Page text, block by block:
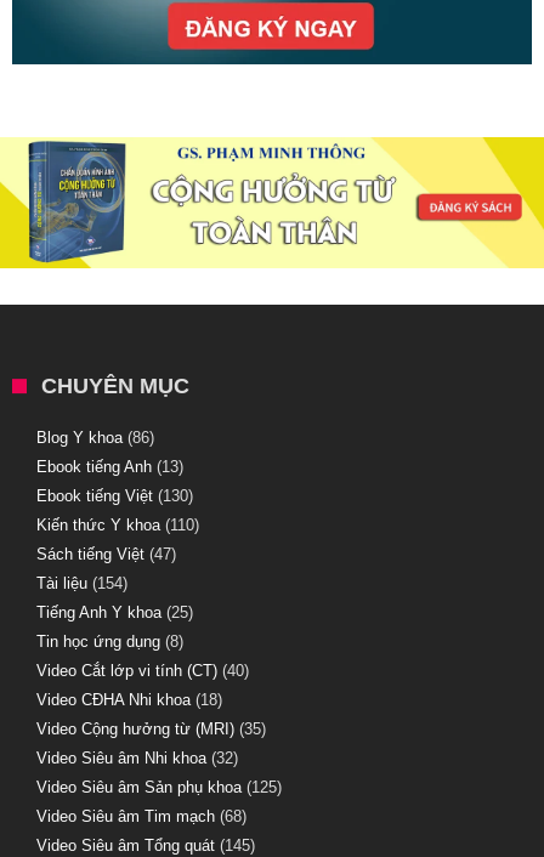
CHUYÊN MỤC
Blog Y khoa(86)
Ebook tiếng Anh (13)
Ebook tiếng Việt (130)
Kiến thức Y khoa(110)
Sách tiếng Việt (47)
Tài liệu (154)
Tiếng Anh Y khoa(25)
Tin học ứng dụng (8)
Video Cắt lớp vi tính (CT) (40)
Video CĐHA Nhi khoa(18)
Video Cộng hưởng từ (MRI) (35)
Video Siêu âm Nhi khoa(32)
Video Siêu âm Sản phụ khoa(125)
Video Siêu âm Tim mạch (68)
Video Siêu âm Tổng quát (145)